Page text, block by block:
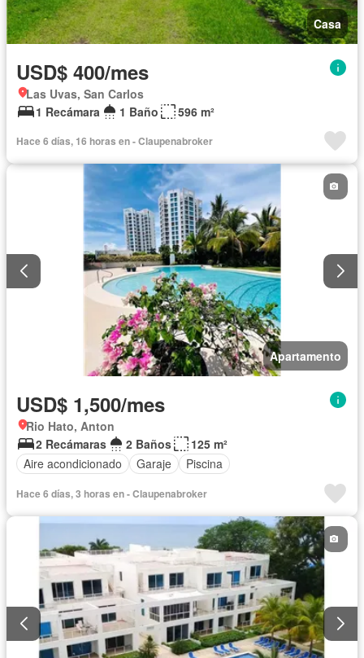
Casa
USD$ 400/mes
Las Uvas, San Carlos
1 Recámara
1 Baño 596 m²
Hace 6 días, 16 horas en - Claupenabroker
Apartamento
USD$ 1,500/mes
Rio Hato, Anton
2 Recámaras
2 Baños
125 m²
Aire acondicionado
Garaje Piscina
Hace 6 días, 3 horas en - Claupenabroker